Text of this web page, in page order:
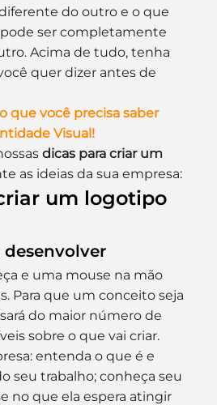
do outro e o que
ser completamente
Acima de tudo, tenha
quer dizer antes de
que você precisa saber
Visual!
dicas para criar um
as ideias da sua empresa:
um logotipo
desenvolver
e uma mouse na mão
Para que um conceito seja
do maior número de
sobre o que vai criar.
entenda o que é e
seu trabalho; conheça seu
no que ela espera atingir